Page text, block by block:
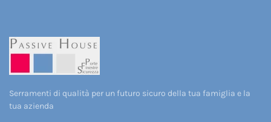
Serramenti di qualità per un futuro sicuro della tua famiglia e la
tua azienda